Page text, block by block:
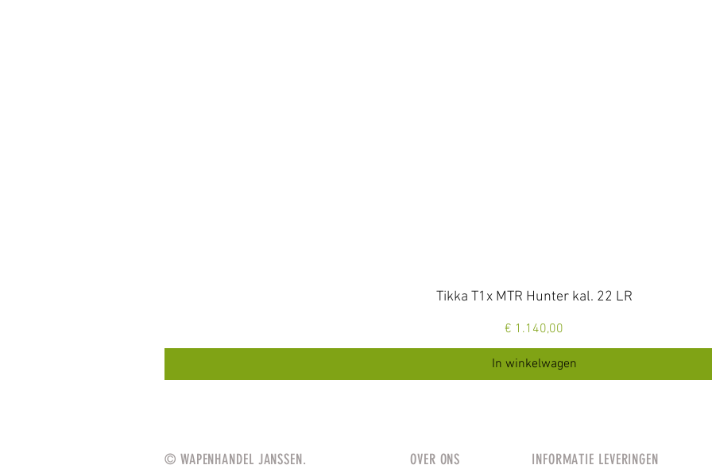
Snel overzicht
Tikka T1x MTR Hunter kal. 22 LR
Prijs
€ 1.140,00
In winkelwagen
© WAPENHANDEL JANSSEN. OVER ONS INFORMATIE LEVERINGEN